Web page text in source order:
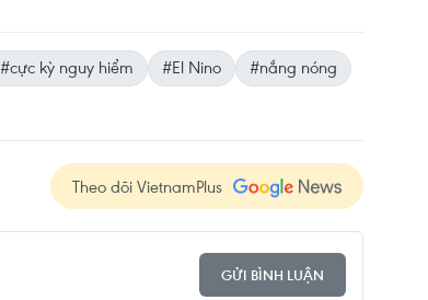
#cực kỳ nguy hiểm #El Nino
#nắng nóng
Theo dõi VietnamPlus
GỬI BÌNH LUẬN